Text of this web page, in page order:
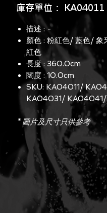
庫存單位： KA04011
描述 : -
顏色 : 粉紅色/ 藍色/
紅色
長度 : 360.0cm
闊度 : 10.0cm
SKU: KA04011/
KA04031/
* 圖片及尺寸只供參考